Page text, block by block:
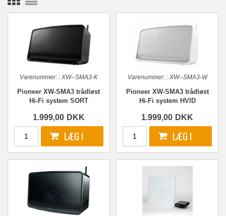
Varenummer:: XW--SMA3-K
Pioneer XW-SMA3 trådløst
Hi-Fi system SORT
1.999,00 DKK
Varenummer:: XW--SMA3-W
Pioneer XW-SMA3 trådløst
Hi-Fi system HVID
1.999,00 DKK